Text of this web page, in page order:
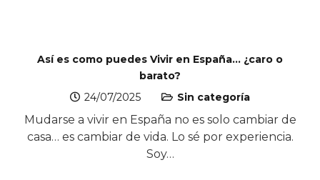
Así es como puedes Vivir en España… ¿caro o
barato?
24/07/2025
Sin categoría
Mudarse a vivir en España no es solo cambiar de
casa… es cambiar de vida. Lo sé por experiencia.
Soy…